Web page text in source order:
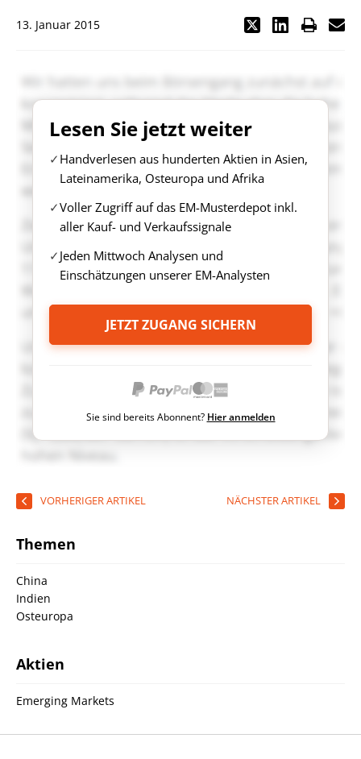
13. Januar 2015
Lesen Sie jetzt weiter
Handverlesen aus hunderten Aktien in Asien,
Lateinamerika, Osteuropa und Afrika
Voller Zugriff auf das EM-Musterdepot inkl.
aller Kauf- und Verkaufssignale
Jeden Mittwoch Analysen und
Einschätzungen unserer EM-Analysten
JETZT ZUGANG SICHERN
Sie sind bereits Abonnent? Hier anmelden
VORHERIGER ARTIKEL NÄCHSTER ARTIKEL
Themen
China
Indien
Osteuropa
Aktien
Emerging Markets